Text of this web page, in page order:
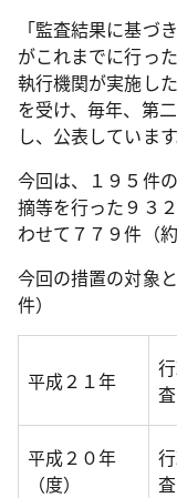
「監査結果に基づ
がこれまでに行っ
執行機関が実施し
を受け、毎年、第
し、公表しています
今回は、１９５件
摘等を行った９３
わせて７７９件（
今回の措置の対象
件）
平成２１年
平成２０年
（度）